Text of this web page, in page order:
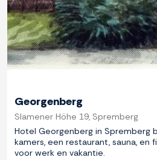
Georgenberg
Slamener Höhe 19, Spremberg
Hotel Georgenberg in Spremberg
kamers, een restaurant, sauna, en
voor werk en vakantie.